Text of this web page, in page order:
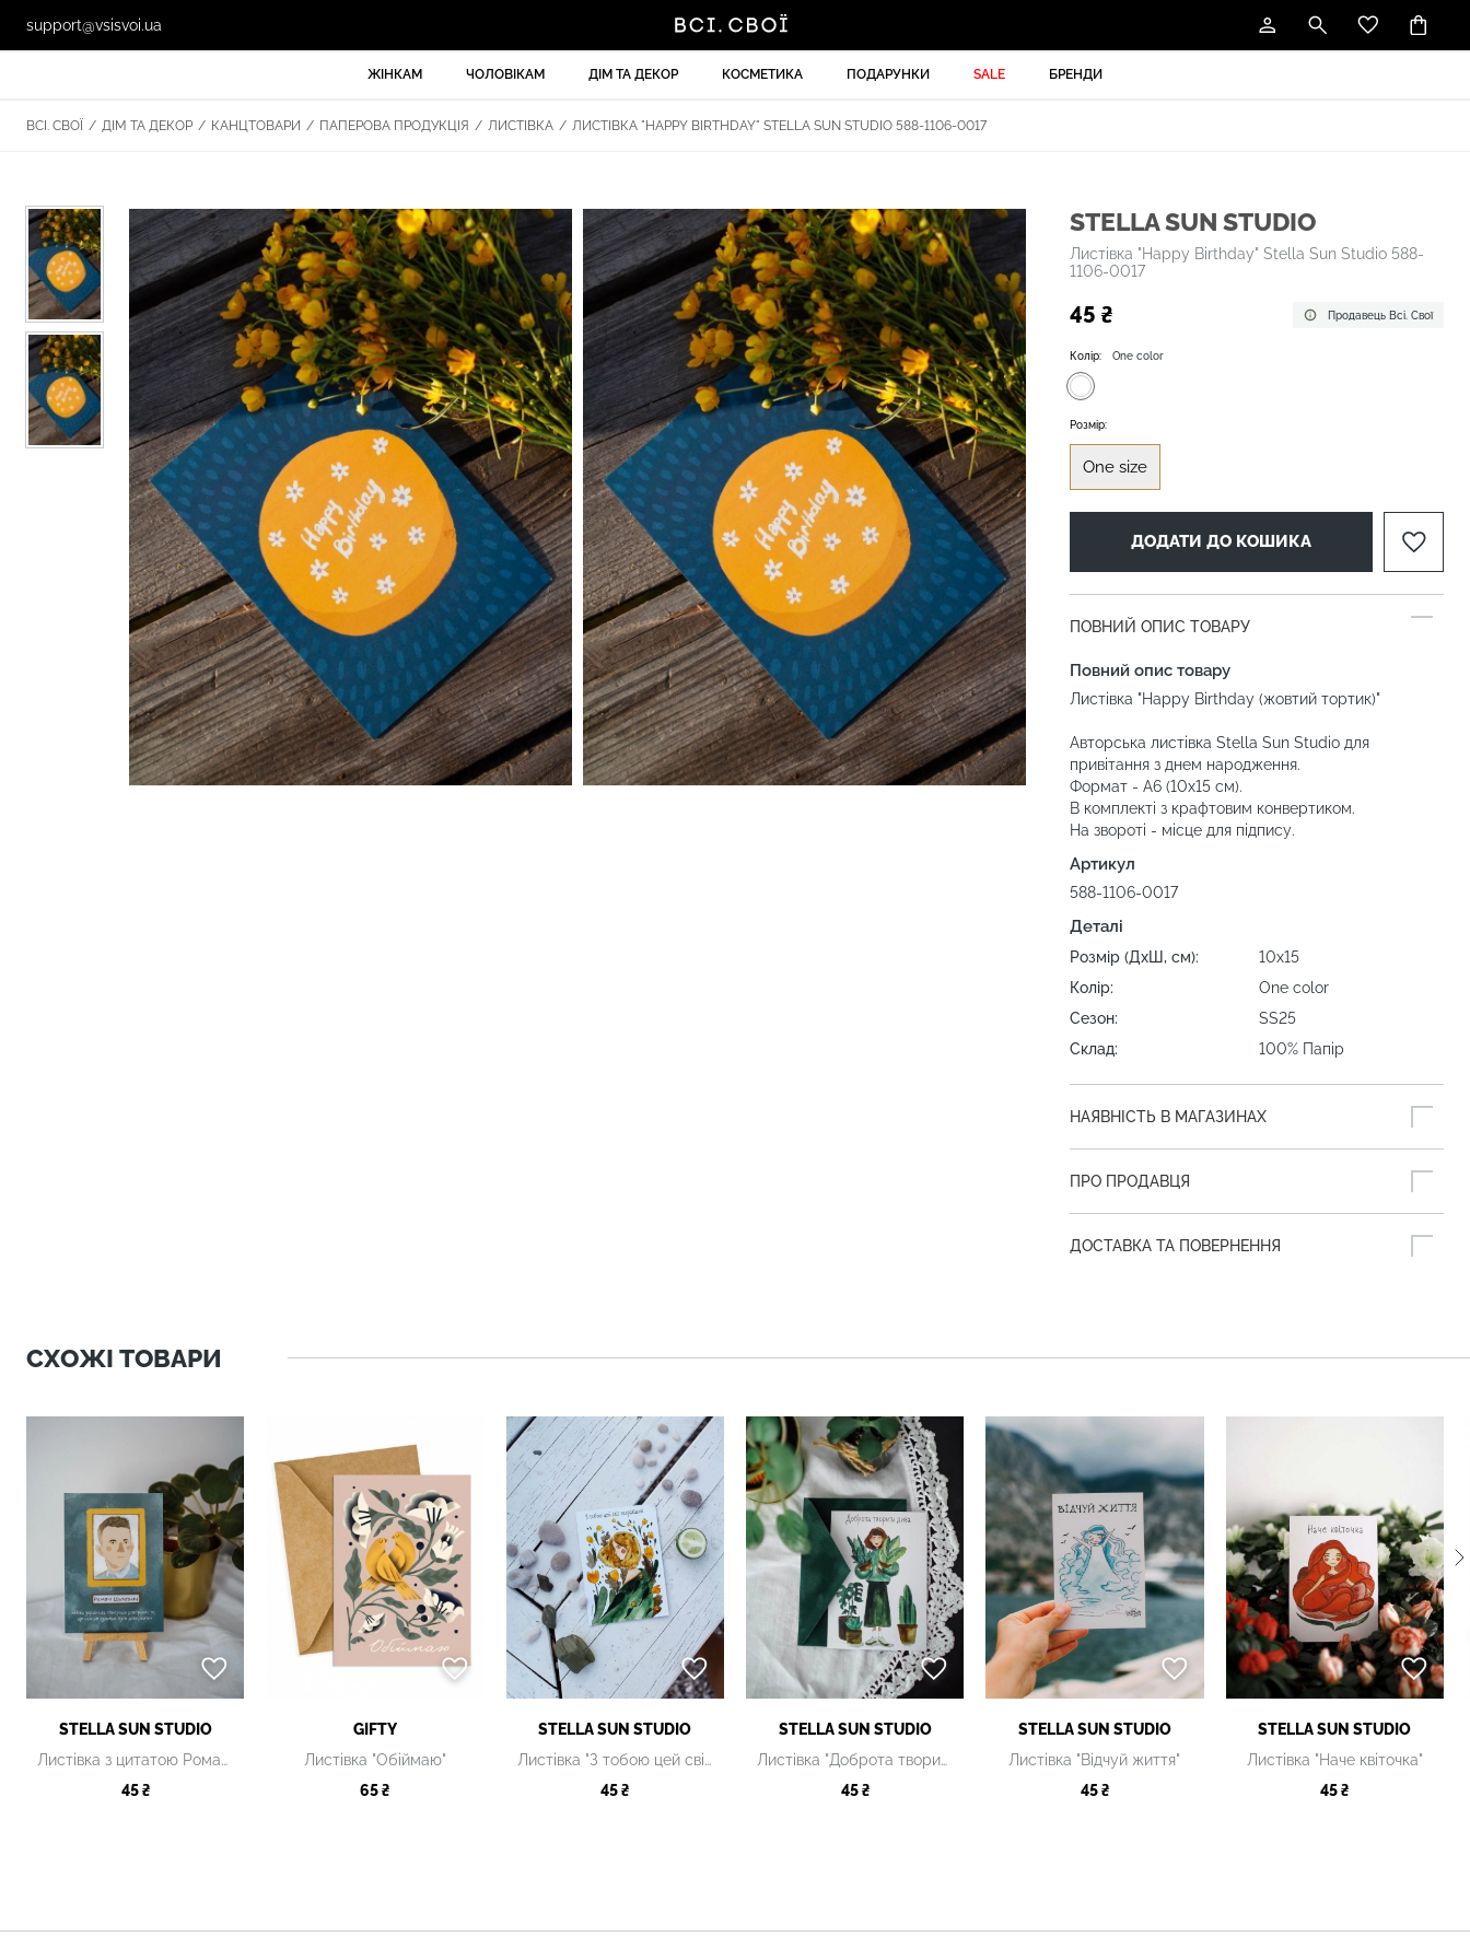
support@vsisvoi.ua
ЖІНКАМ ЧОЛОВІКАМ ДІМ ТА ДЕКОР КОСМЕТИКА ПОДАРУНКИ SALE БРЕНДИ
ВСІ. СВОЇ / ДІМ ТА ДЕКОР / КАНЦТОВАРИ / ПАПЕРОВА ПРОДУКЦІЯ / ЛИСТІВКА / ЛИСТІВКА "HAPPY BIRTHDAY" STELLA SUN STUDIO 588-1106-0017
STELLA SUN STUDIO
Листівка "Happy Birthday" Stella Sun Studio 588-
1106-0017
45 ₴ Продавець Всі. Свої
Колір: One color
Розмір:
One size
ДОДАТИ ДО КОШИКА
ПОВНИЙ ОПИС ТОВАРУ
Повний опис товару
Листівка "Happy Birthday (жовтий тортик)"
Авторська листівка Stella Sun Studio для
привітання з днем народження.
Формат - А6 (10х15 см).
В комплекті з крафтовим конвертиком.
На звороті - місце для підпису.
Артикул
588-1106-0017
Деталі
Розмір (ДхШ, см):
10х15
Колір:
One color
Сезон:
SS25
Склад:
100% Папір
НАЯВНІСТЬ В МАГАЗИНАХ
ПРО ПРОДАВЦЯ
ДОСТАВКА ТА ПОВЕРНЕННЯ
СХОЖІ ТОВАРИ
STELLA SUN STUDIO
Листівка з цитатою Романа Шухевича
45 ₴
GIFTY
Листівка "Обіймаю"
65 ₴
STELLA SUN STUDIO
Листівка "З тобою цей світ яскравіший"
45 ₴
STELLA SUN STUDIO
Листівка "Доброта творить дива"
45 ₴
STELLA SUN STUDIO
Листівка "Відчуй життя"
45 ₴
STELLA SUN STUDIO
Листівка "Наче квіточка"
45 ₴